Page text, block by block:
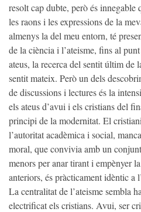
resolt cap dubte, però és
les raons i les expressions de la
almenys la del meu entorn, té
de la ciència i l’ateisme, fins al
ateus, la recerca del sentit últim de
sentit mateix. Però un dels
de discussions i lectures és la
els ateus d’avui i els cristians del
principi de la modernitat. El
l’autoritat acadèmica i social,
moral, que convivia amb un
menors per anar tirant i empènyer
anteriors, és pràcticament idèntic a
La centralitat de l’ateisme sembla
electrificat els cristians. Avui, ser